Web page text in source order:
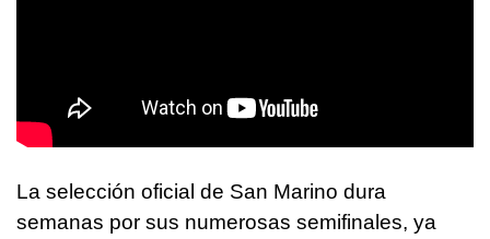
La selección oficial de San Marino dura
semanas por sus numerosas semifinales, ya